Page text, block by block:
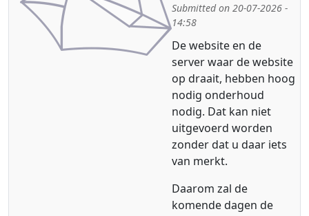
Submitted on 20-07-2026 -
14:58
De website en de
server waar de website
op draait, hebben hoog
nodig onderhoud
nodig. Dat kan niet
uitgevoerd worden
zonder dat u daar iets
van merkt.
Daarom zal de
komende dagen de